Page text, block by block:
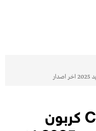
تحميل تطبيق Carbon كربون